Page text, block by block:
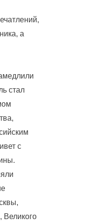
а
стал
с
Великого